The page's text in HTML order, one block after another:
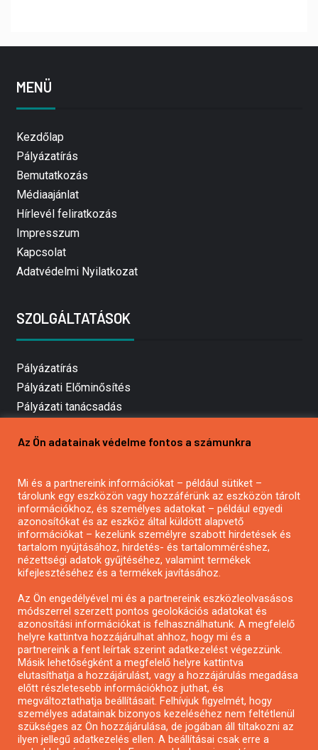
MENÜ
Kezdőlap
Pályázatírás
Bemutatkozás
Médiaajánlat
Hírlevél feliratkozás
Impresszum
Kapcsolat
Adatvédelmi Nyilatkozat
SZOLGÁLTATÁSOK
Pályázatírás
Pályázati Előminősítés
Pályázati tanácsadás
Mezőgazdasági pályázatírás
Pályázatírás civil szervezeteknek
Pályázatírás önkormányzatoknak
Pályázatfigyelés
Specifikus pályázatfigyelés vagy hírlevél
Pályázatok magánszemélyeknek
Pályázatok civil szervezeteknek
Pályázatok vállalkozásoknak
Önkormányzati pályázatok
Mezőgazdasági pályázatok
Falusi turizmus pályázatok
Az Ön adatainak védelme fontos a számunkra
Mi és a partnereink információkat – például sütiket –
tárolunk egy eszközön vagy hozzáférünk az eszközön tárolt
információkhoz, és személyes adatokat – például egyedi
azonosítókat és az eszköz által küldött alapvető
információkat – kezelünk személyre szabott hirdetések és
tartalom nyújtásához, hirdetés- és tartalomméréshez,
nézettségi adatok gyűjtéséhez, valamint termékek
kifejlesztéséhez és a termékek javításához.
Az Ön engedélyével mi és a partnereink eszközleolvasásos
módszerrel szerzett pontos geolokációs adatokat és
azonosítási információkat is felhasználhatunk. A megfelelő
helyre kattintva hozzájárulhat ahhoz, hogy mi és a
partnereink a fent leírtak szerint adatkezelést végezzünk.
Másik lehetőségként a megfelelő helyre kattintva
elutasíthatja a hozzájárulást, vagy a hozzájárulás megadása
előtt részletesebb információkhoz juthat, és
megváltoztathatja beállításait. Felhívjuk figyelmét, hogy
személyes adatainak bizonyos kezeléséhez nem feltétlenül
szükséges az Ön hozzájárulása, de jogában áll tiltakozni az
ilyen jellegű adatkezelés ellen. A beállításai csak erre a